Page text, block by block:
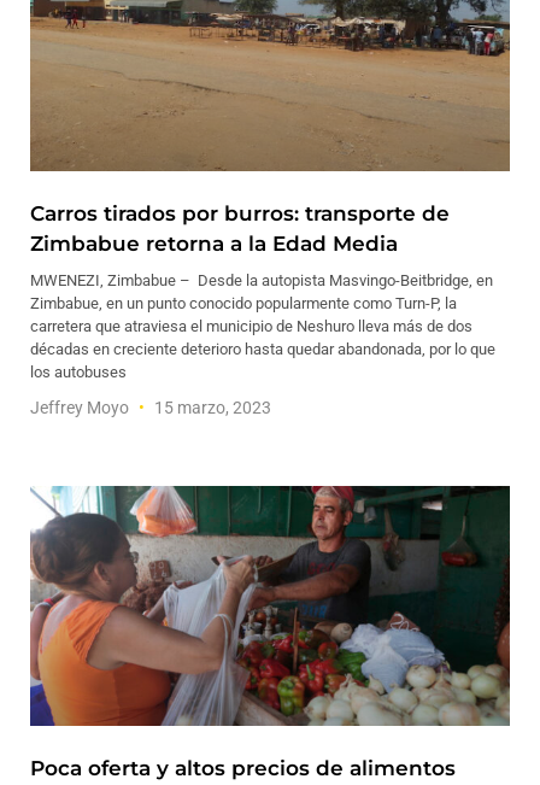
Carros tirados por burros: transporte de
Zimbabue retorna a la Edad Media
MWENEZI, Zimbabue – Desde la autopista Masvingo-Beitbridge, en
Zimbabue, en un punto conocido popularmente como Turn-P, la
carretera que atraviesa el municipio de Neshuro lleva más de dos
décadas en creciente deterioro hasta quedar abandonada, por lo que
los autobuses
Jeffrey Moyo 15 marzo, 2023
Poca oferta y altos precios de alimentos